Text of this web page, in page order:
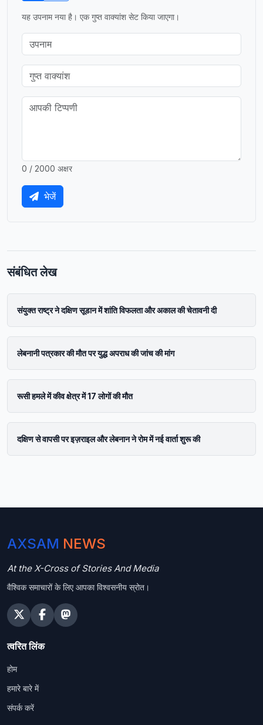
यह उपनाम नया है। एक गुप्त वाक्यांश सेट किया जाएगा।
0 / 2000 अक्षर
भेजें
संबंधित लेख
संयुक्त राष्ट्र ने दक्षिण सूडान में शांति विफलता और अकाल की चेतावनी दी
लेबनानी पत्रकार की मौत पर युद्ध अपराध की जांच की मांग
रूसी हमले में कीव क्षेत्र में 17 लोगों की मौत
दक्षिण से वापसी पर इज़राइल और लेबनान ने रोम में नई वार्ता शुरू की
AXSAM NEWS
At the X-Cross of Stories And Media
वैश्विक समाचारों के लिए आपका विश्वसनीय स्रोत।
त्वरित लिंक
होम
हमारे बारे में
संपर्क करें